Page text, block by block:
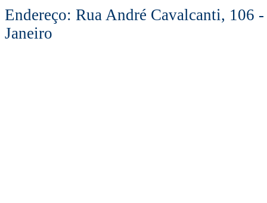
Endereço: Rua André Cavalcanti, 106
Janeiro